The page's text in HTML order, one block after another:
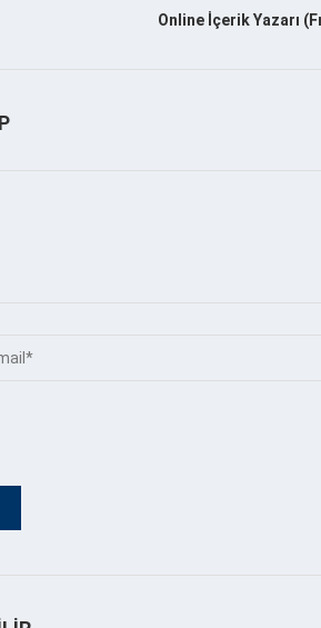
Online İçerik Yazarı